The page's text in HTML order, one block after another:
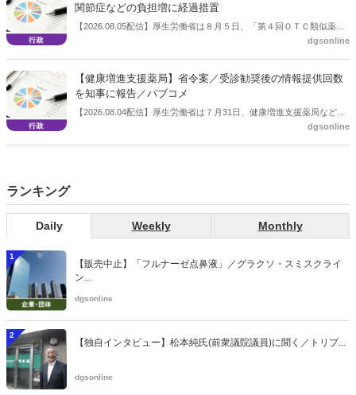
関節症などの負担増に経過措置
【2026.08.05配信】厚生労働省は８月５日、「第４回ＯＴＣ類似薬の
保険給付の見直しの実施に向けた技術的検討会」を開催。「中間とり
会等に報告し、令和８年秋頃を目途に結論を得る予定。
dgsonline
【健康増進支援薬局】省令案／受診勧奨後の情報提供回数
を知事に報告／パブコメ
【2026.08.04配信】厚生労働省は７月31日、健康増進支援薬局などに
関する省令案を示し、パブコメを開始した。受診勧奨を行った後に、
dgsonline
ランキング
Daily Weekly Monthly
1
【販売中止】「フルナーゼ点鼻液」／グラクソ・スミスクライ
ン...
dgsonline
2
【独自インタビュー】松本純氏(前衆議院議員)に聞く／トリプ...
dgsonline